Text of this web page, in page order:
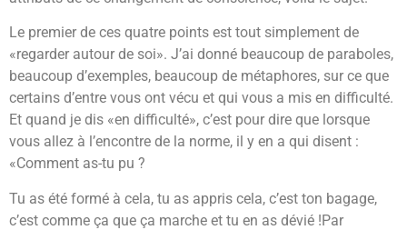
Le premier de ces quatre points est tout simplement de
«regarder autour de soi». J’ai donné beaucoup de paraboles,
beaucoup d’exemples, beaucoup de métaphores, sur ce que
certains d’entre vous ont vécu et qui vous a mis en difficulté.
Et quand je dis «en difficulté», c’est pour dire que lorsque
vous allez à l’encontre de la norme, il y en a qui disent :
«Comment as-tu pu ?
Tu as été formé à cela, tu as appris cela, c’est ton bagage,
c’est comme ça que ça marche et tu en as dévié !Par